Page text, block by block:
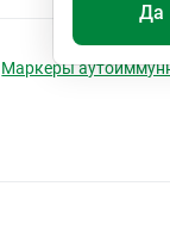
Да
Маркеры